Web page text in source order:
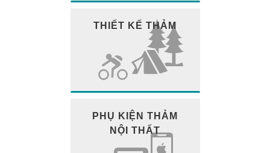
THIẾT KẾ THẢM
PHỤ KIỆN THẢM
NỘI THẤT